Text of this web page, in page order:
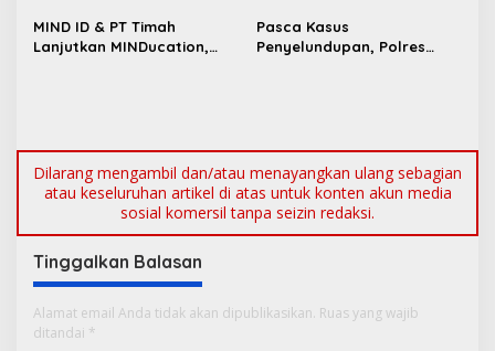
s
Masyarakat Jakarta
MIND ID & PT Timah
Lanjutkan MINDucation,
Pasca Kasus
Penyelundupan, Polres
Dilarang mengambil dan/atau menayangkan ulang sebagian
atau keseluruhan artikel di atas untuk konten akun media
sosial komersil tanpa seizin redaksi.
Tinggalkan Balasan
Alamat email Anda tidak akan dipublikasikan. Ruas yang wajib
ditandai *